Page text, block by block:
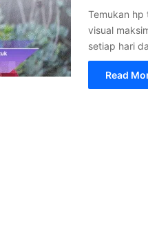
Temukan hp
visual
setiap hari
Read